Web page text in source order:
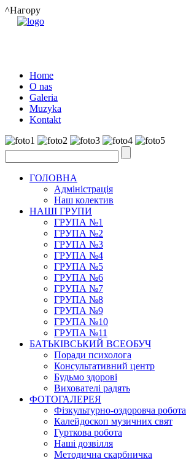
^Нагору
Home
O nas
Galeria
Muzyka
Kontakt
ГОЛОВНА
Адміністрація
Наш колектив
НАШІ ГРУПИ
ГРУПА №1
ГРУПА №2
ГРУПА №3
ГРУПА №4
ГРУПА №5
ГРУПА №6
ГРУПА №7
ГРУПА №8
ГРУПА №9
ГРУПА №10
ГРУПА №11
БАТЬКІВСЬКИЙ ВСЕОБУЧ
Поради психолога
Консультативний центр
Будьмо здорові
Вихователі радять
ФОТОГАЛЕРЕЯ
Фізкультурно-оздоровча робота
Калейдоскоп музичних свят
Гурткова робота
Наші дозвілля
Методична скарбничка